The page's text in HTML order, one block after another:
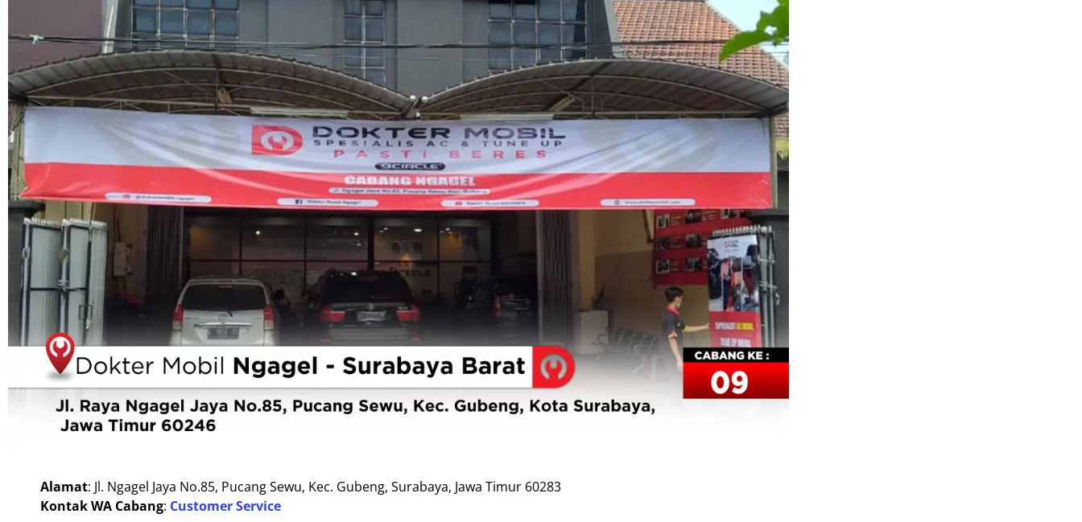
Alamat: Jl. Ngagel Jaya No.85, Pucang Sewu, Kec. Gubeng, Surabaya, Jawa Timur 60283
Kontak WA Cabang: Customer Service